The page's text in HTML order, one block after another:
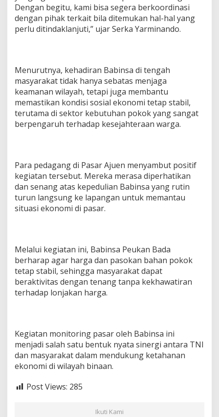
a
n
g
s
D
i
P
a
s
a
r
n
Dengan begitu, kami bisa segera berkoordinasi
dengan pihak terkait bila ditemukan hal-hal yang
perlu ditindaklanjuti,” ujar Serka Yarminando.
Menurutnya, kehadiran Babinsa di tengah
masyarakat tidak hanya sebatas menjaga
keamanan wilayah, tetapi juga membantu
memastikan kondisi sosial ekonomi tetap stabil,
terutama di sektor kebutuhan pokok yang sangat
berpengaruh terhadap kesejahteraan warga.
Para pedagang di Pasar Ajuen menyambut positif
kegiatan tersebut. Mereka merasa diperhatikan
dan senang atas kepedulian Babinsa yang rutin
turun langsung ke lapangan untuk memantau
situasi ekonomi di pasar.
Melalui kegiatan ini, Babinsa Peukan Bada
berharap agar harga dan pasokan bahan pokok
tetap stabil, sehingga masyarakat dapat
beraktivitas dengan tenang tanpa kekhawatiran
terhadap lonjakan harga.
Kegiatan monitoring pasar oleh Babinsa ini
menjadi salah satu bentuk nyata sinergi antara TNI
dan masyarakat dalam mendukung ketahanan
ekonomi di wilayah binaan.
Post Views: 285
Ikuti Kami